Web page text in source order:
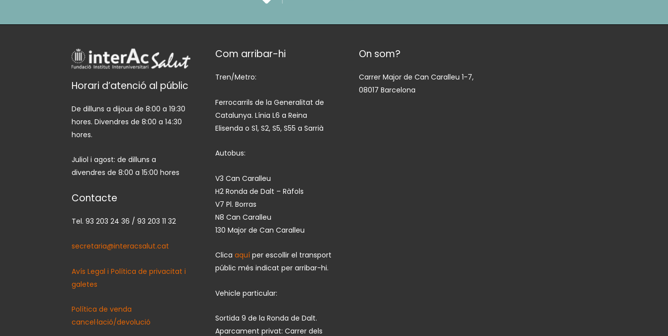
Horari d’atenció al públic
De dilluns a dijous de 8:00 a 19:30
hores. Divendres de 8:00 a 14:30
hores.
Juliol i agost: de dilluns a
divendres de 8:00 a 15:00 hores
Contacte
Tel. 93 203 24 36 / 93 203 11 32
secretaria@interacsalut.cat
Avís Legal i Política de privacitat i
galetes
Política de venda
cancel·lació/devolució
Com arribar-hi
Tren/Metro:
Ferrocarrils de la Generalitat de
Catalunya. Línia L6 a Reina
Elisenda o S1, S2, S5, S55 a Sarrià
Autobus:
V3 Can Caralleu
H2 Ronda de Dalt – Ràfols
V7 Pl. Borras
N8 Can Caralleu
130 Major de Can Caralleu
Clica aquí per escollir el transport
públic més indicat per arribar-hi.
Vehicle particular:
Sortida 9 de la Ronda de Dalt.
Aparcament privat: Carrer dels
On som?
Carrer Major de Can Caralleu 1-7,
08017 Barcelona